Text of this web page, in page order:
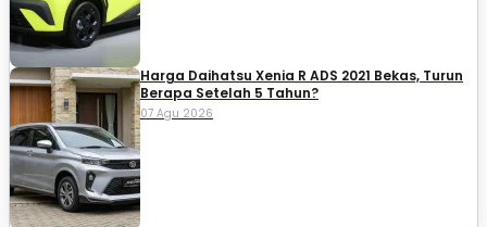
Harga Daihatsu Xenia R ADS 2021 Bekas, Turun
Berapa Setelah 5 Tahun?
07 Agu 2026